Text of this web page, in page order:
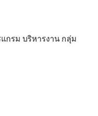
แกรม บริหารงาน กลุ่ม